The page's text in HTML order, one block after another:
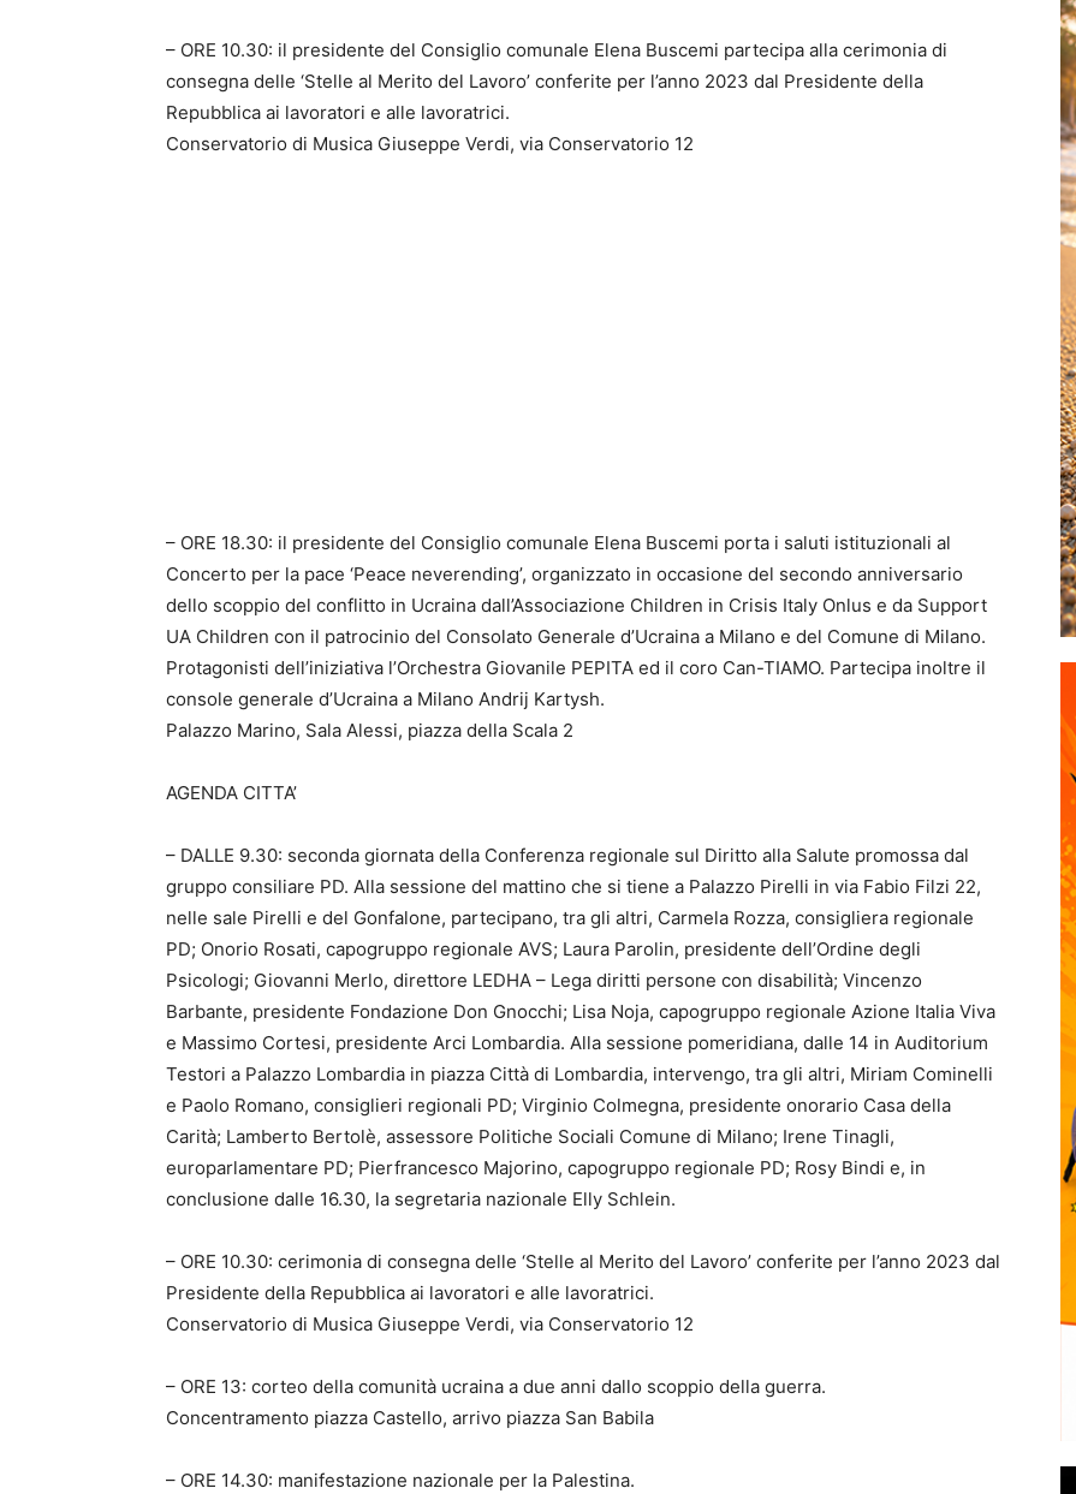
– ORE 10.30: il presidente del Consiglio comunale Elena Buscemi partecipa alla cerimonia di
consegna delle ‘Stelle al Merito del Lavoro’ conferite per l’anno 2023 dal Presidente della
Repubblica ai lavoratori e alle lavoratrici.
Conservatorio di Musica Giuseppe Verdi, via Conservatorio 12
– ORE 18.30: il presidente del Consiglio comunale Elena Buscemi porta i saluti istituzionali al
Concerto per la pace ‘Peace neverending’, organizzato in occasione del secondo anniversario
dello scoppio del conflitto in Ucraina dall’Associazione Children in Crisis Italy Onlus e da Support
UA Children con il patrocinio del Consolato Generale d’Ucraina a Milano e del Comune di Milano.
Protagonisti dell’iniziativa l’Orchestra Giovanile PEPITA ed il coro Can-TIAMO. Partecipa inoltre il
console generale d’Ucraina a Milano Andrij Kartysh.
Palazzo Marino, Sala Alessi, piazza della Scala 2
AGENDA CITTA’
– DALLE 9.30: seconda giornata della Conferenza regionale sul Diritto alla Salute promossa dal
gruppo consiliare PD. Alla sessione del mattino che si tiene a Palazzo Pirelli in via Fabio Filzi 22,
nelle sale Pirelli e del Gonfalone, partecipano, tra gli altri, Carmela Rozza, consigliera regionale
PD; Onorio Rosati, capogruppo regionale AVS; Laura Parolin, presidente dell’Ordine degli
Psicologi; Giovanni Merlo, direttore LEDHA – Lega diritti persone con disabilità; Vincenzo
Barbante, presidente Fondazione Don Gnocchi; Lisa Noja, capogruppo regionale Azione Italia Viva
e Massimo Cortesi, presidente Arci Lombardia. Alla sessione pomeridiana, dalle 14 in Auditorium
Testori a Palazzo Lombardia in piazza Città di Lombardia, intervengo, tra gli altri, Miriam Cominelli
e Paolo Romano, consiglieri regionali PD; Virginio Colmegna, presidente onorario Casa della
Carità; Lamberto Bertolè, assessore Politiche Sociali Comune di Milano; Irene Tinagli,
europarlamentare PD; Pierfrancesco Majorino, capogruppo regionale PD; Rosy Bindi e, in
conclusione dalle 16.30, la segretaria nazionale Elly Schlein.
– ORE 10.30: cerimonia di consegna delle ‘Stelle al Merito del Lavoro’ conferite per l’anno 2023 dal
Presidente della Repubblica ai lavoratori e alle lavoratrici.
Conservatorio di Musica Giuseppe Verdi, via Conservatorio 12
– ORE 13: corteo della comunità ucraina a due anni dallo scoppio della guerra.
Concentramento piazza Castello, arrivo piazza San Babila
– ORE 14.30: manifestazione nazionale per la Palestina.